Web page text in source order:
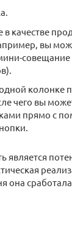
качестве
вы
совещание
колонке
чего вы
прямо с
является
она